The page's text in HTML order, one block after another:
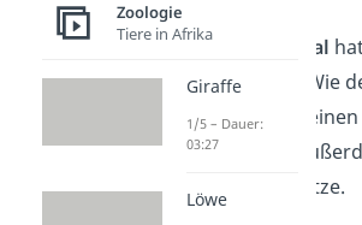
DerStreifenschakal
braune Fellfarbe. Wie
sagt, trägt er an
hellere Streifen.
weiße Schwanzspitze.
Zoologie
Tiere in Afrika
Giraffe
1/5 – Dauer:
03:27
Löwe